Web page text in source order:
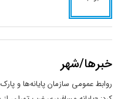
خبرها/شهر
روابط عمومی سازمان پایانه‌ها و